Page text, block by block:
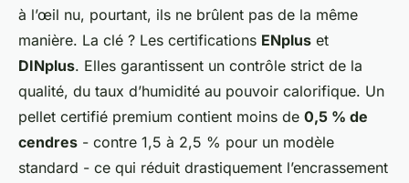
à l’œil nu, pourtant, ils ne brûlent pas de la même
manière. La clé ? Les certifications ENplus et
DINplus. Elles garantissent un contrôle strict de la
qualité, du taux d’humidité au pouvoir calorifique. Un
pellet certifié premium contient moins de 0,5 % de
cendres - contre 1,5 à 2,5 % pour un modèle
standard - ce qui réduit drastiquement l’encrassement